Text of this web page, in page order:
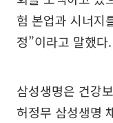
험 본업과 시너지
정”이라고 말했다.
삼성생명은 건강
허정무 삼성생명